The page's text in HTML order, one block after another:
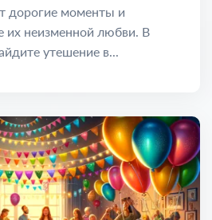
дорогие моменты и
их неизменной любви. В
утешение в...